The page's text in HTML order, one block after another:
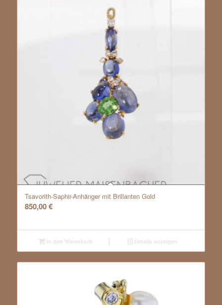
Tsavorith-Saphir-Anhänger mit Brillanten Gold
850,00€
In den Warenkorb Details anzeigen